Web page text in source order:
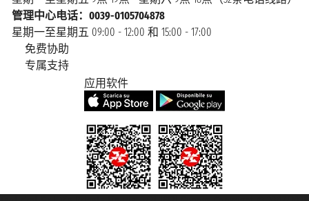
管理中心电话：0039-0105704878
星期一至星期五 09:00 - 12:00 和 15:00 - 17:00
免费协助
专属支持
应用软件